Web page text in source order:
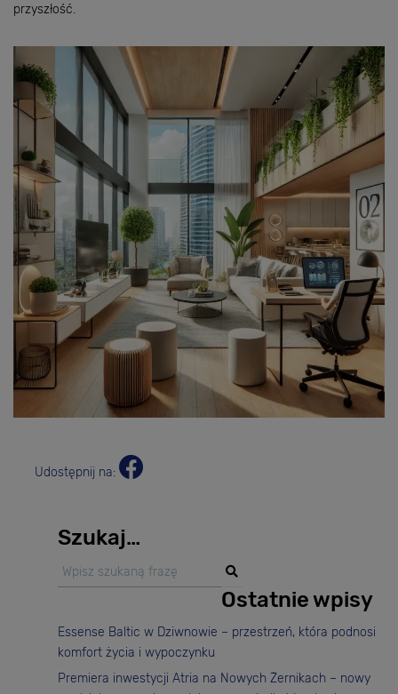
przyszłość.
Udostępnij na:
Szukaj…
Ostatnie wpisy
Essense Baltic w Dziwnowie – przestrzeń, która podnosi
komfort życia i wypoczynku
Premiera inwestycji Atria na Nowych Żernikach – nowy